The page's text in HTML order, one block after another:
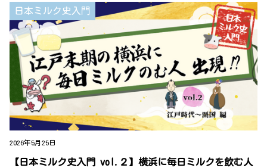
日本ミルク史入門
2026年5月25日
【日本ミルク史入門 vol.２】横浜に毎日ミルクを飲む人